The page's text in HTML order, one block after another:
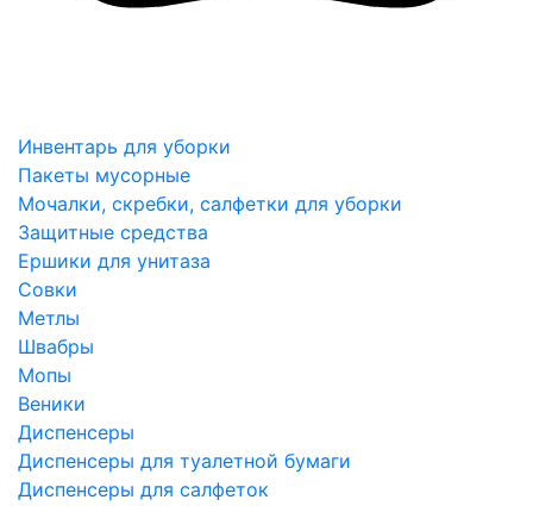
Инвентарь для уборки
Пакеты мусорные
Мочалки, скребки, салфетки для уборки
Защитные средства
Ершики для унитаза
Совки
Метлы
Швабры
Мопы
Веники
Диспенсеры
Диспенсеры для туалетной бумаги
Диспенсеры для салфеток